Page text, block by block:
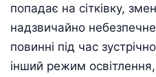
попадає на сітківку,
надзвичайно
повинні під час
інший режим